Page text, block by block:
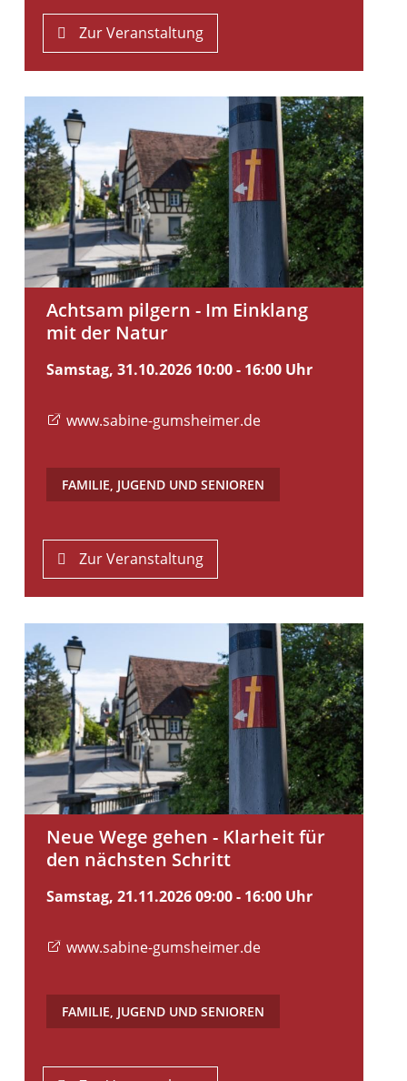
Zur Veranstaltung
Achtsam pilgern - Im Einklang
mit der Natur
Samstag, 31.10.2026 10:00 - 16:00 Uhr
www.sabine-gumsheimer.de
FAMILIE, JUGEND UND SENIOREN
Zur Veranstaltung
Neue Wege gehen - Klarheit für
den nächsten Schritt
Samstag, 21.11.202609:00 - 16:00 Uhr
www.sabine-gumsheimer.de
FAMILIE, JUGEND UND SENIOREN